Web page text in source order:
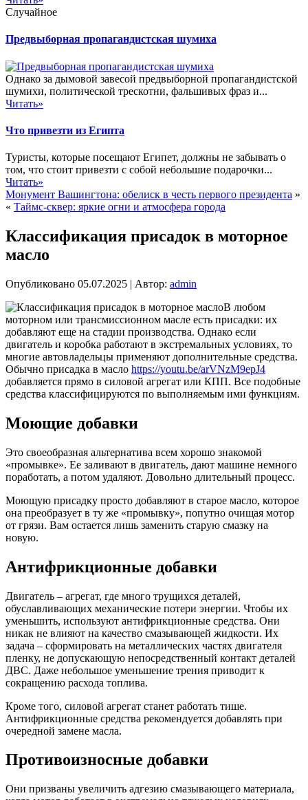
Случайное
Предвыборная пропагандистская шумиха
Однако за дымовой завесой предвыборной пропагандистской
шумихи, политической трескотни, фальшивых фраз и...
Читать»
Что привезти из Египта
Туристы, которые посещают Египет, должны не забывать о
том, что стоит привезти с собой небольшие подарочки...
Читать»
Монумент Вашингтона: обелиск в честь первого президента »
« Таймс-сквер: яркие огни и атмосфера города
Классификация присадок в моторное
масло
Опубликовано 05.07.2025 | Автор: admin
В любом
моторном или трансмиссионном масле есть присадки: их
добавляют еще на стадии производства. Однако если
двигатель и коробка работают в экстремальных условиях, то
многие автовладельцы применяют дополнительные средства.
Обычно присадка в масло https://youtu.be/arVNzM9epJ4
добавляется прямо в силовой агрегат или КПП. Все подобные
средства классифицируются по выполняемым ими функциям.
Моющие добавки
Это своеобразная альтернатива всем хорошо знакомой
«промывке». Ее заливают в двигатель, дают машине немного
поработать, а потом удаляют. Довольно длительный процесс.
Моющую присадку просто добавляют в старое масло, которое
она преобразует в ту же «промывку», попутно очищая мотор
от грязи. Вам остается лишь заменить старую смазку на
новую.
Антифрикционные добавки
Двигатель – агрегат, где много трущихся деталей,
обуславливающих механические потери энергии. Чтобы их
уменьшить, используют антифрикционные средства. Они
никак не влияют на качество смазывающей жидкости. Их
задача – сформировать на металлических частях двигателя
пленку, не допускающую непосредственный контакт деталей
ДВС. Даже небольшое уменьшение трения приводит к
сокращению расхода топлива.
Кроме того, силовой агрегат станет работать тише.
Антифрикционные средства рекомендуется добавлять при
очередной замене масла.
Противоизносные добавки
Они призваны увеличить адгезию смазывающего материала,